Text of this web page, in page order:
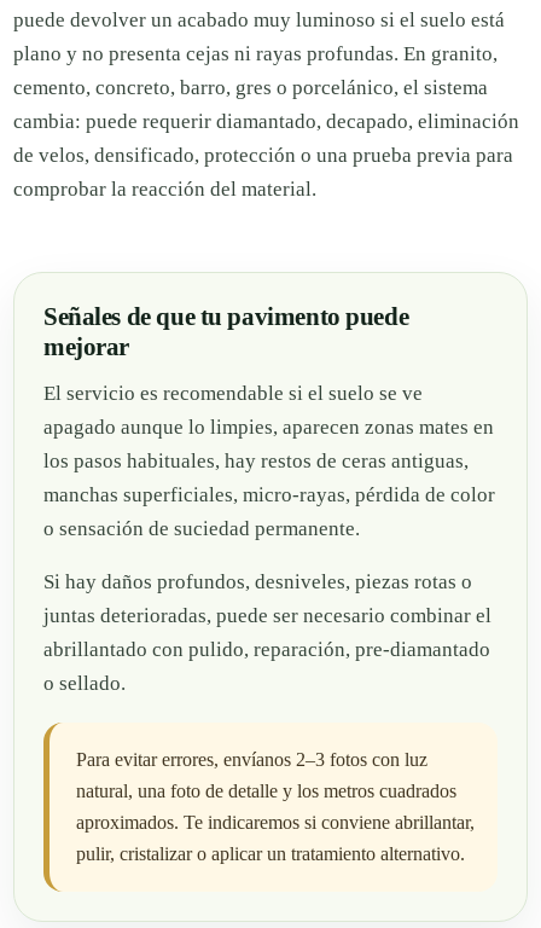
puede devolver un acabado muy luminoso si el suelo está
plano y no presenta cejas ni rayas profundas. En granito,
cemento, concreto, barro, gres o porcelánico, el sistema
cambia: puede requerir diamantado, decapado, eliminación
de velos, densificado, protección o una prueba previa para
comprobar la reacción del material.
Señales de que tu pavimento puede
mejorar
El servicio es recomendable si el suelo se ve
apagado aunque lo limpies, aparecen zonas mates en
los pasos habituales, hay restos de ceras antiguas,
manchas superficiales, micro-rayas, pérdida de color
o sensación de suciedad permanente.
Si hay daños profundos, desniveles, piezas rotas o
juntas deterioradas, puede ser necesario combinar el
abrillantado con pulido, reparación, pre-diamantado
o sellado.
Para evitar errores, envíanos 2–3 fotos con luz
natural, una foto de detalle y los metros cuadrados
aproximados. Te indicaremos si conviene abrillantar,
pulir, cristalizar o aplicar un tratamiento alternativo.